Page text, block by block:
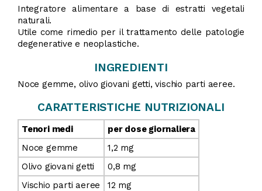
Integratore alimentare a base di estratti vegetali
naturali.
Utile come rimedio per il trattamento delle patologie
degenerative e neoplastiche.
INGREDIENTI
Noce gemme, olivo giovani getti, vischio parti aeree.
CARATTERISTICHE NUTRIZIONALI
Tenori medi
per dose giornaliera
Noce gemme
1,2 mg
Olivo giovani getti
0,8 mg
Vischio parti aeree
12 mg